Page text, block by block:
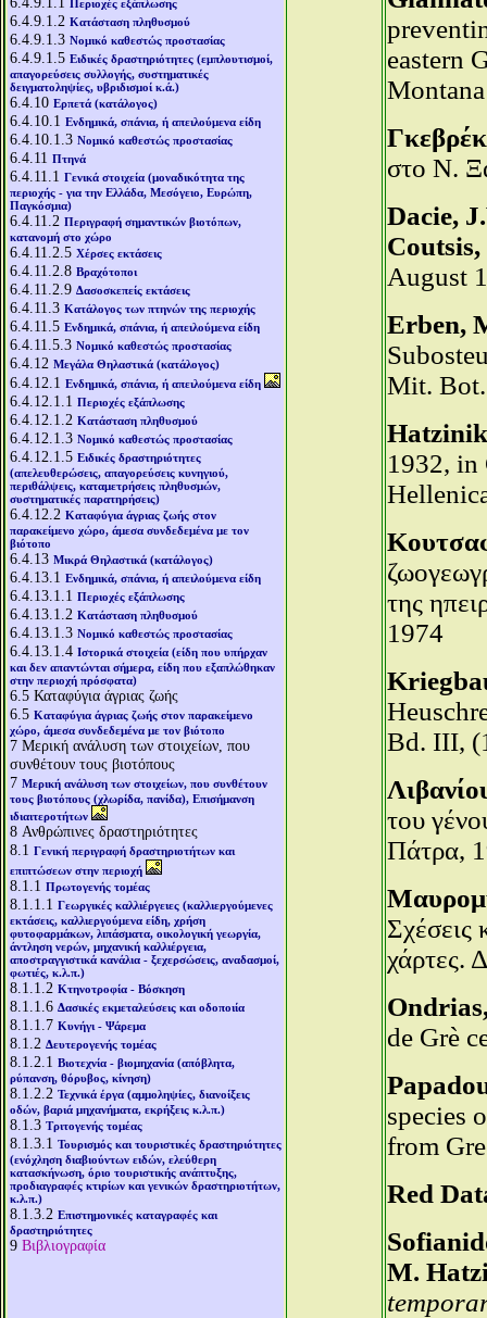
Περιοχές εξάπλωσης
6.4.9.1.2 Κατάσταση πληθυσμού
6.4.9.1.3 Νομικό καθεστώς προστασίας
6.4.9.1.5 Ειδικές δραστηριότητες (εμπλουτισμοί,
απαγορεύσεις συλλογής, συστηματικές
δειγματοληψίες, υβριδισμοί κ.ά.)
6.4.10 Ερπετά (κατάλογος)
6.4.10.1 Ενδημικά, σπάνια, ή απειλούμενα είδη
6.4.10.1.3 Νομικό καθεστώς προστασίας
6.4.11 Πτηνά
6.4.11.1 Γενικά στοιχεία (μοναδικότητα της
περιοχής - για την Ελλάδα, Μεσόγειο, Ευρώπη,
Παγκόσμια)
6.4.11.2 Περιγραφή σημαντικών βιοτόπων,
κατανομή στο χώρο
6.4.11.2.5 Χέρσες εκτάσεις
6.4.11.2.8 Βραχότοποι
6.4.11.2.9 Δασοσκεπείς εκτάσεις
6.4.11.3 Κατάλογος των πτηνών της περιοχής
6.4.11.5 Ενδημικά, σπάνια, ή απειλούμενα είδη
6.4.11.5.3 Νομικό καθεστώς προστασίας
6.4.12 Μεγάλα Θηλαστικά (κατάλογος)
6.4.12.1 Ενδημικά, σπάνια, ή απειλούμενα είδη
6.4.12.1.1 Περιοχές εξάπλωσης
6.4.12.1.2 Κατάσταση πληθυσμού
6.4.12.1.3 Νομικό καθεστώς προστασίας
6.4.12.1.5 Ειδικές δραστηριότητες
(απελευθερώσεις, απαγορεύσεις κυνηγιού,
περιθάλψεις, καταμετρήσεις πληθυσμών,
συστηματικές παρατηρήσεις)
6.4.12.2 Καταφύγια άγριας ζωής στον
παρακείμενο χώρο, άμεσα συνδεδεμένα με τον
βιότοπο
6.4.13 Μικρά Θηλαστικά (κατάλογος)
6.4.13.1 Ενδημικά, σπάνια, ή απειλούμενα είδη
6.4.13.1.1 Περιοχές εξάπλωσης
6.4.13.1.2 Κατάσταση πληθυσμού
6.4.13.1.3 Νομικό καθεστώς προστασίας
6.4.13.1.4 Ιστορικά στοιχεία (είδη που υπήρχαν
και δεν απαντώνται σήμερα, είδη που εξαπλώθηκαν
στην περιοχή πρόσφατα)
6.5 Καταφύγια άγριας ζωής
6.5 Καταφύγια άγριας ζωής στον παρακείμενο
χώρο, άμεσα συνδεδεμένα με τον βιότοπο
7 Μερική ανάλυση των στοιχείων, που
συνθέτουν τους βιοτόπους
7 Μερική ανάλυση των στοιχείων, που συνθέτουν
τους βιοτόπους (χλωρίδα, πανίδα), Επισήμανση
ιδιαιτεροτήτων
8 Ανθρώπινες δραστηριότητες
8.1 Γενική περιγραφή δραστηριοτήτων και
επιπτώσεων στην περιοχή
8.1.1 Πρωτογενής τομέας
8.1.1.1 Γεωργικές καλλιέργειες (καλλιεργούμενες
εκτάσεις, καλλιεργούμενα είδη, χρήση
φυτοφαρμάκων, λιπάσματα, οικολογική γεωργία,
άντληση νερών, μηχανική καλλιέργεια,
αποστραγγιστικά κανάλια - ξεχερσώσεις, αναδασμοί,
φωτιές, κ.λ.π.)
8.1.1.2 Κτηνοτροφία - Βόσκηση
8.1.1.6 Δασικές εκμεταλεύσεις και οδοποιία
8.1.1.7 Κυνήγι - Ψάρεμα
8.1.2 Δευτερογενής τομέας
8.1.2.1 Βιοτεχνία - βιομηχανία (απόβλητα,
ρύπανση, θόρυβος, κίνηση)
8.1.2.2 Τεχνικά έργα (αμμοληψίες, διανοίξεις
οδών, βαριά μηχανήματα, εκρήξεις κ.λ.π.)
8.1.3 Τριτογενής τομέας
8.1.3.1 Τουρισμός και τουριστικές δραστηριότητες
(ενόχληση διαβιούντων ειδών, ελεύθερη
κατασκήνωση, όριο τουριστικής ανάπτυξης,
προδιαγραφές κτιρίων και γενικών δραστηριοτήτων,
κ.λ.π.)
8.1.3.2 Επιστημονικές καταγραφές και
δραστηριότητες
9 Βιβλιογραφία
eastern
στο Ν.
Dacie,
August
Erben,
Mit.
1932, in
της
1974
Bd. III,
του
Πάτρα,
Σχέσεις
χάρτες.
de Grè
species
from
Red
M.